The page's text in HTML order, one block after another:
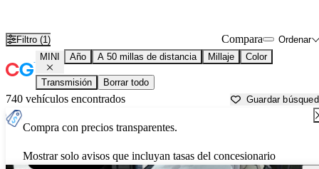
Filtro (1) Ordenar
Compara
MINI Año A 50 millas de distancia Millaje Color
Transmisión Borrar todo
740 vehículos encontrados Guardar
Compra con precios transparentes.
Mostrar solo avisos que incluyan tasas del concesionario